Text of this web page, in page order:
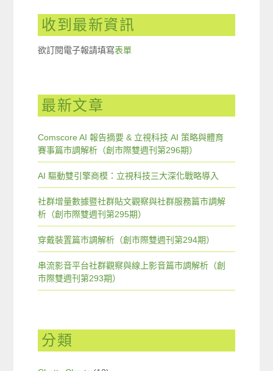
收到最新資訊
欲訂閱電子報請填寫表單
最新文章
Comscore AI 報告摘要 & 立視科技 AI 策略與體育
賽事篇市調解析（創市際雙週刊第296期）
AI 驅動雙引擎商模：立視科技三大深化戰略導入
社群增量數據暨社群貼文觀察與社群服務篇市調解
析（創市際雙週刊第295期）
穿戴裝置篇市調解析（創市際雙週刊第294期）
串流影音平台社群觀察與線上影音篇市調解析（創
市際雙週刊第293期）
分類